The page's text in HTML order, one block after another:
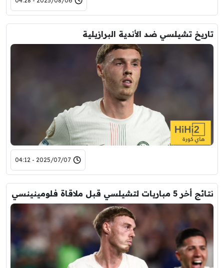
تاريخ تشيلسي ضد الأندية البرازيلية
2025/07/07 - 04:12
نتائج أخر 5 مباريات لتشيلسي قبل ملاقاة فلومينينسي